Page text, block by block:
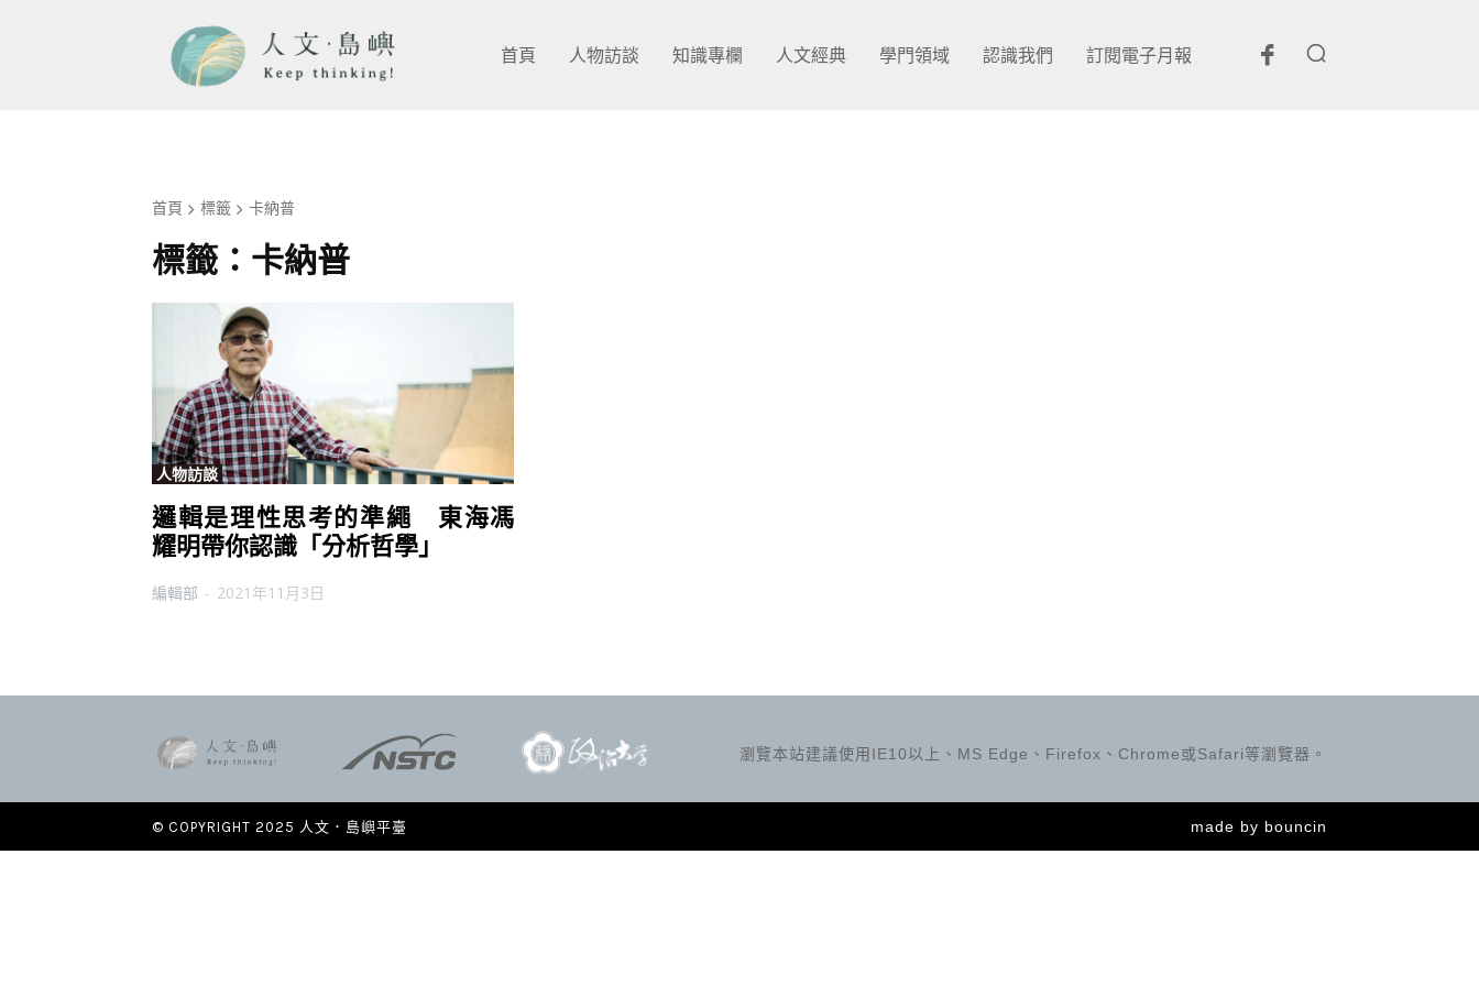
首頁 人物訪談 知識專欄 人文經典 學門領域 認識我們 訂閱電子月報
首頁 標籤 卡納普
標籤： 卡納普
人物訪談
邏輯是理性思考的準繩 東海馮
耀明帶你認識「分析哲學」
編輯部 - 2021年11月3日
瀏覽本站建議使用IE10以上、MS Edge、Firefox、Chrome或Safari等瀏覽器。
© COPYRIGHT 2025 人文．島嶼平臺 made by bouncin